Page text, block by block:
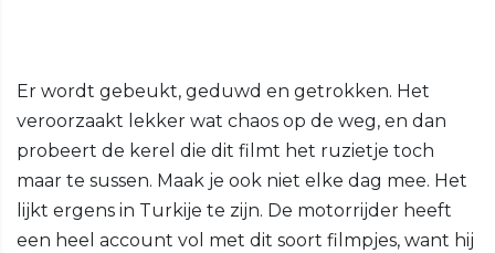
Er wordt gebeukt, geduwd en getrokken. Het
veroorzaakt lekker wat chaos op de weg, en dan
probeert de kerel die dit filmt het ruzietje toch
maar te sussen. Maak je ook niet elke dag mee. Het
lijkt ergens in Turkije te zijn. De motorrijder heeft
een heel account vol met dit soort filmpjes, want hij